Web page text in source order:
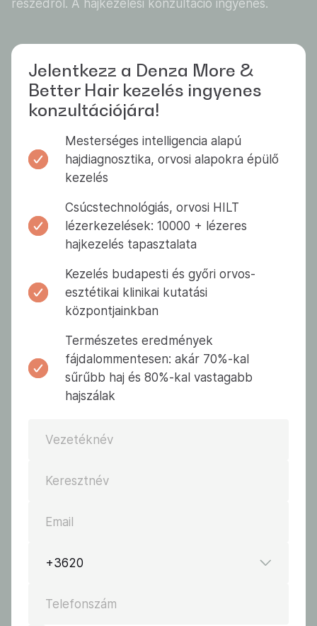
részedről. A hajkezelési konzultáció ingyenes.
Jelentkezz a Denza More &
Better Hair kezelés ingyenes
konzultációjára!
Mesterséges intelligencia alapú
hajdiagnosztika, orvosi alapokra épülő
kezelés
Csúcstechnológiás, orvosi HILT
lézerkezelések: 10000 + lézeres
hajkezelés tapasztalata
Kezelés budapesti és győri orvos-
esztétikai klinikai kutatási
központjainkban
Természetes eredmények
fájdalommentesen: akár 70%-kal
sűrűbb haj és 80%-kal vastagabb
hajszálak
Vezetéknév
Keresztnév
Email
+3620
Telefonszám